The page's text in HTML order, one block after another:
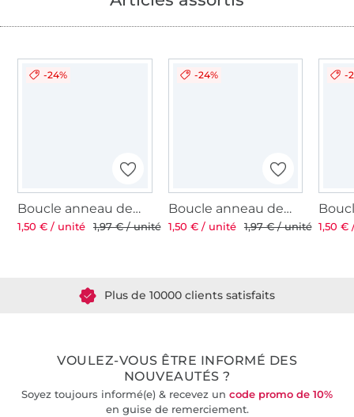
-24%
Boucle anneau demi rond en métal, 40 mm, anthracite brillant
1,50 € / unité 1,97 € / unité
-24%
Boucle anneau demi rond en métal, 40 mm, argenté
1,50 € / unité 1,97 € / unité
-
1,50 €
Plus de 10000 clients satisfaits
VOULEZ-VOUS ÊTRE INFORMÉ DES
NOUVEAUTÉS ?
Soyez toujours informé(e) & recevez un code promo de 10%
en guise de remerciement.